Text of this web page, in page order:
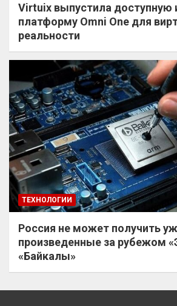
Virtuix выпустила доступную
платформу Omni One для
реальности
ТЕХНОЛОГИИ
Россия не может получить
произведенные за рубежом
«Байкалы»